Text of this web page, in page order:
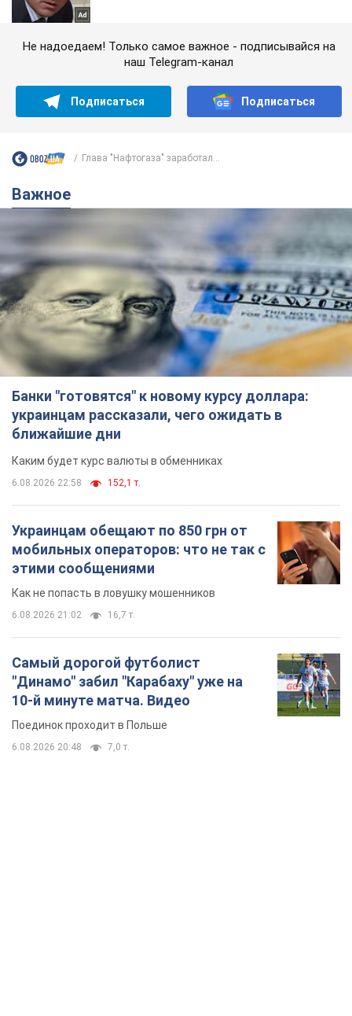
Не надоедаем! Только самое важное - подписывайся на
наш Telegram-канал
Подписаться Подписаться
Глава "Нафтогаза" заработал...
Важное
Банки "готовятся" к новому курсу доллара:
украинцам рассказали, чего ожидать в
ближайшие дни
Каким будет курс валюты в обменниках
6.08.2026 22:58 152,1 т.
Украинцам обещают по 850 грн от
мобильных операторов: что не так с
этими сообщениями
Как не попасть в ловушку мошенников
6.08.2026 21:02 16,7 т.
Самый дорогой футболист
"Динамо" забил "Карабаху" уже на
10-й минуте матча. Видео
Поединок проходит в Польше
6.08.2026 20:48 7,0 т.